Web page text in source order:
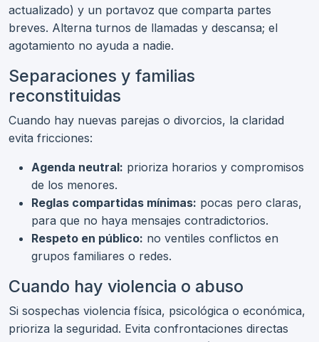
actualizado) y un portavoz que comparta partes
breves. Alterna turnos de llamadas y descansa; el
agotamiento no ayuda a nadie.
Separaciones y familias
reconstituidas
Cuando hay nuevas parejas o divorcios, la claridad
evita fricciones:
Agenda neutral: prioriza horarios y compromisos
de los menores.
Reglas compartidas mínimas: pocas pero claras,
para que no haya mensajes contradictorios.
Respeto en público: no ventiles conflictos en
grupos familiares o redes.
Cuando hay violencia o abuso
Si sospechas violencia física, psicológica o económica,
prioriza la seguridad. Evita confrontaciones directas